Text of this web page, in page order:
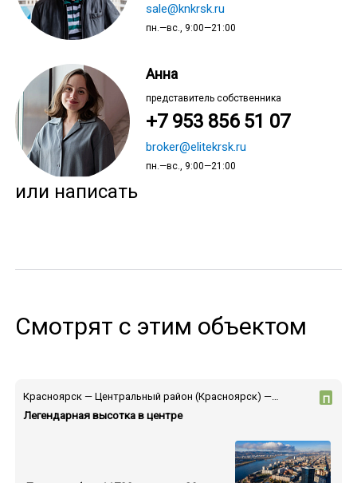
sale@knkrsk.ru
пн.—вс., 9:00—21:00
Анна
представитель собственника
+7 953 856 51 07
broker@elitekrsk.ru
пн.—вс., 9:00—21:00
или написать
Смотрят с этим объектом
Красноярск — Центральный район (Красноярск) — пр-т Мира
Легендарная высотка в центре
П